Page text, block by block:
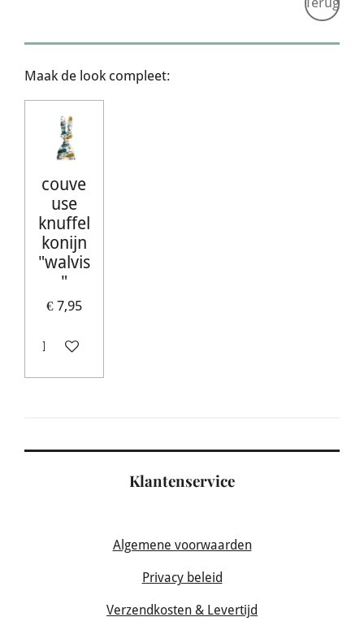
Maak de look compleet:
couve
use
knuffel
konijn
"walvis
"
€ 7,95
In winkelwagen
Klantenservice
Algemene voorwaarden
Privacy beleid
Verzendkosten & Levertijd